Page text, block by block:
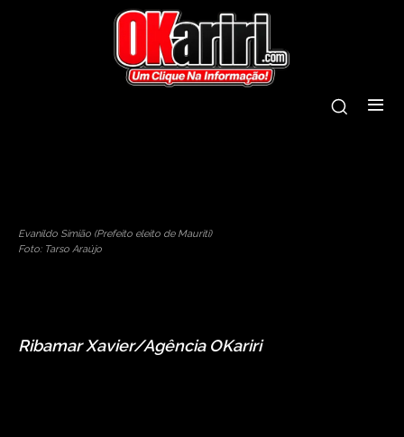
evanildo simião mauriti
reunião técnicos
Evanildo Simião (Prefeito eleito de Mauriti)
Foto: Tarso Araújo
Ribamar Xavier/Agência OKariri